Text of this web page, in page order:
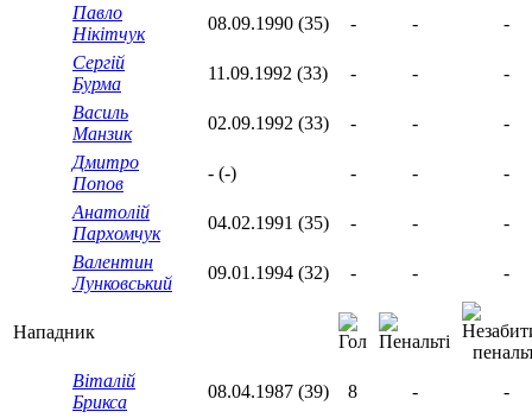
Павло
Нікітчук
08.09.1990 (35) - -
-
Сергій
Бурма
11.09.1992 (33) - -
-
Василь
Манзик
02.09.1992 (33) - -
-
Дмитро
Попов
- (-) - -
-
Анатолій
Пархомчук
04.02.1991 (35) - -
-
Валентин
Лунковський
09.01.1994 (32) - - -
Нападник
Віталій
Брикса
08.04.1987 (39) 8 -
-